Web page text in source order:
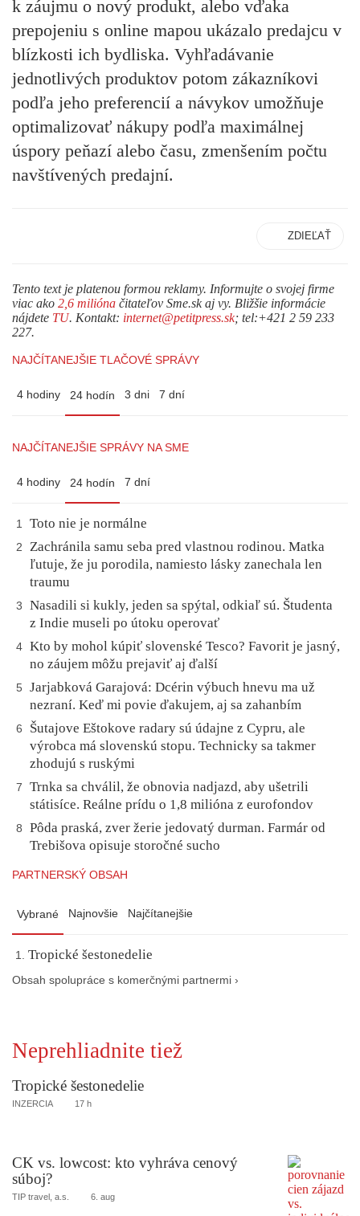
k záujmu o nový produkt, alebo vďaka
prepojeniu s online mapou ukázalo predajcu v
blízkosti ich bydliska. Vyhľadávanie
jednotlivých produktov potom zákazníkovi
podľa jeho preferencií a návykov umožňuje
optimalizovať nákupy podľa maximálnej
úspory peňazí alebo času, zmenšením počtu
navštívených predajní.
ZDIEĽAŤ
Tento text je platenou formou reklamy. Informujte o svojej firme
viac ako 2,6 milióna čitateľov Sme.sk aj vy. Bližšie informácie
nájdete TU. Kontakt: internet@petitpress.sk; tel:+421 2 59 233
227.
NAJČÍTANEJŠIE TLAČOVÉ SPRÁVY
4 hodiny 24 hodín 3 dni 7 dní
NAJČÍTANEJŠIE SPRÁVY NA SME
4 hodiny 24 hodín 7 dní
1 Toto nie je normálne
2
Zachránila samu seba pred vlastnou rodinou. Matka
ľutuje, že ju porodila, namiesto lásky zanechala len
traumu
3
Nasadili si kukly, jeden sa spýtal, odkiaľ sú. Študenta
z Indie museli po útoku operovať
4 Kto by mohol kúpiť slovenské Tesco? Favorit je jasný,
no záujem môžu prejaviť aj ďalší
5
Jarjabková Garajová: Dcérin výbuch hnevu ma už
nezraní. Keď mi povie ďakujem, aj sa zahanbím
6
Šutajove Eštokove radary sú údajne z Cypru, ale
výrobca má slovenskú stopu. Technicky sa takmer
zhodujú s ruskými
7
Trnka sa chválil, že obnovia nadjazd, aby ušetrili
státisíce. Reálne prídu o 1,8 milióna z eurofondov
8
Pôda praská, zver žerie jedovatý durman. Farmár od
Trebišova opisuje storočné sucho
PARTNERSKÝ OBSAH
Vybrané Najnovšie Najčítanejšie
Tropické šestonedelie
Obsah spolupráce s komerčnými partnermi ›
Neprehliadnite tiež
Tropické šestonedelie
INZERCIA 17 h
CK vs. lowcost: kto vyhráva cenový
súboj?
TIP travel, a.s. 6. aug